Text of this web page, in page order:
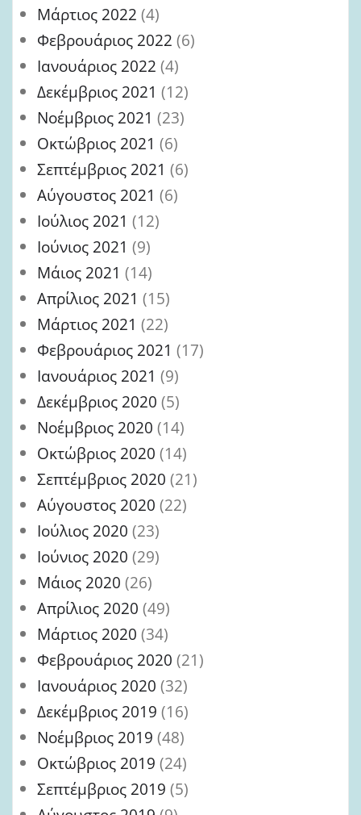
Μάρτιος 2022 (4)
Φεβρουάριος 2022 (6)
Ιανουάριος 2022 (4)
Δεκέμβριος 2021 (12)
Νοέμβριος 2021 (23)
Οκτώβριος 2021 (6)
Σεπτέμβριος 2021 (6)
Αύγουστος 2021 (6)
Ιούλιος 2021 (12)
Ιούνιος 2021 (9)
Μάιος 2021 (14)
Απρίλιος 2021 (15)
Μάρτιος 2021 (22)
Φεβρουάριος 2021 (17)
Ιανουάριος 2021 (9)
Δεκέμβριος 2020 (5)
Νοέμβριος 2020 (14)
Οκτώβριος 2020 (14)
Σεπτέμβριος 2020 (21)
Αύγουστος 2020 (22)
Ιούλιος 2020 (23)
Ιούνιος 2020 (29)
Μάιος 2020 (26)
Απρίλιος 2020 (49)
Μάρτιος 2020 (34)
Φεβρουάριος 2020 (21)
Ιανουάριος 2020 (32)
Δεκέμβριος 2019 (16)
Νοέμβριος 2019 (48)
Οκτώβριος 2019 (24)
Σεπτέμβριος 2019 (5)